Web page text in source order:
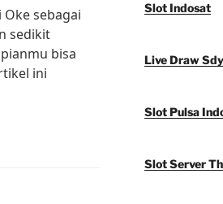
sebagai
sedikit
bisa
ini
Slot Indosat
Live Draw Sdy
Slot Pulsa
Slot Server